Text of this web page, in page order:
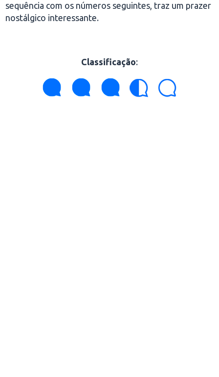
sequência com os números seguintes, traz um prazer
nostálgico interessante.
Classificação: